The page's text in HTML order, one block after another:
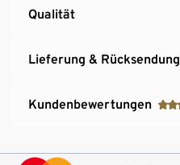
Qualität
Lieferung & Rücksendung
Kundenbewertungen